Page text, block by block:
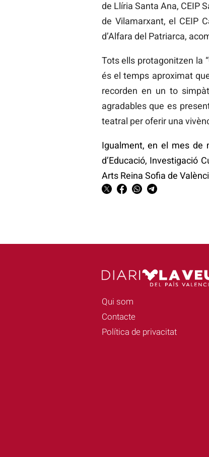
de Llíria Santa Ana, CEIP
de Vilamarxant, el CEIP
d’Alfara del Patriarca,
Tots ells protagonitzen la
és el temps aproximat
recorden en un to
agradables que es
teatral per oferir una
Igualment, en el mes de
d’Educació, Investigació
Arts Reina Sofia de
Qui som
Contacte
Política de privacitat